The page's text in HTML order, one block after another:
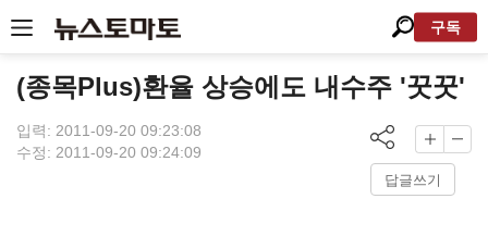
구독
(종목Plus)환율 상승에도 내수주 '꿋꿋'
입력: 2011-09-20 09:23:08
수정: 2011-09-20 09:24:09
답글쓰기